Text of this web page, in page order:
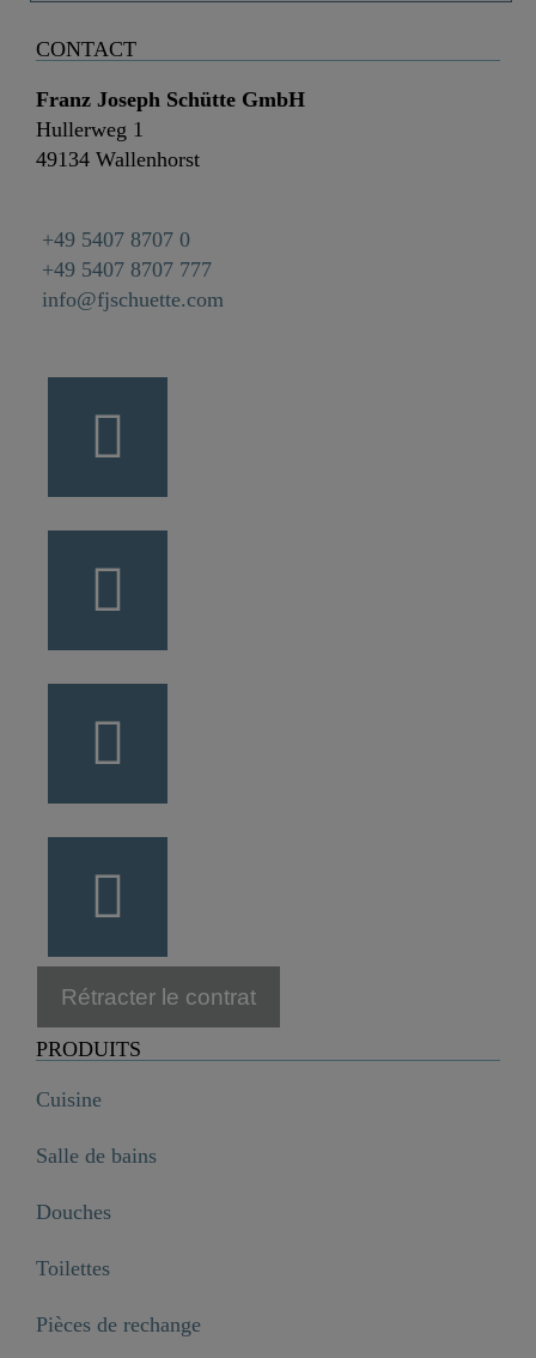
CONTACT
Franz Joseph Schütte GmbH
Hullerweg 1
49134 Wallenhorst
+49 5407 8707 0
+49 5407 8707 777
info@fjschuette.com
Rétracter le contrat
PRODUITS
Cuisine
Salle de bains
Douches
Toilettes
Pièces de rechange